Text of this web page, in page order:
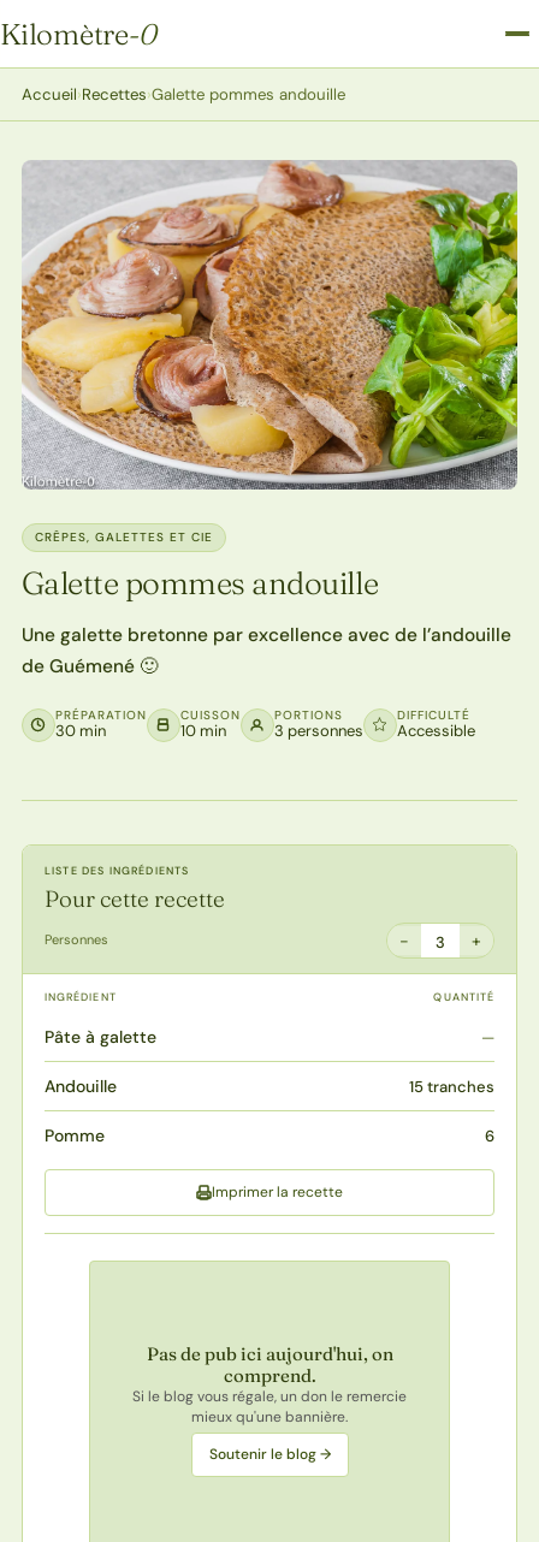
Kilomètre-0
Kilomètre-0
Accueil›Recettes›Galette pommes andouille
CRÊPES, GALETTES ET CIE
Galette pommes andouille
Une galette bretonne par excellence avec de l’andouille
de Guémené 🙂
PRÉPARATION
30 min
CUISSON
10 min
PORTIONS
3 personnes
DIFFICULTÉ
Accessible
LISTE DES INGRÉDIENTS
Pour cette recette
Personnes − 3 +
INGRÉDIENT QUANTITÉ
Pâte à galette —
Andouille 15 tranches
Pomme 6
Imprimer la recette
Pas de pub ici aujourd'hui, on
comprend.
Si le blog vous régale, un don le remercie
mieux qu'une bannière.
Soutenir le blog →